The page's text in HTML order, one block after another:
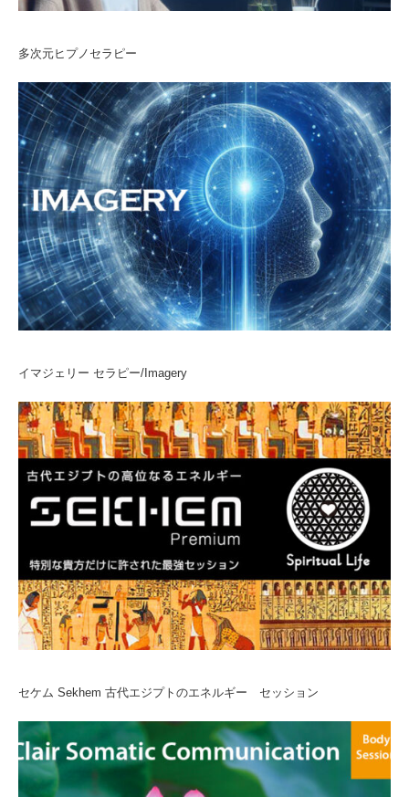
多次元ヒプノセラピー
イマジェリー セラピー/Imagery
セケム Sekhem 古代エジプトのエネルギー セッション